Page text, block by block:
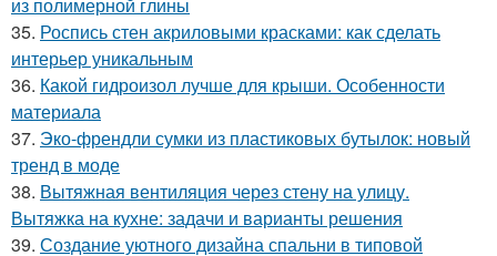
35. Роспись стен акриловыми красками: как сделать
интерьер уникальным
36. Какой гидроизол лучше для крыши. Особенности
материала
37. Эко-френдли сумки из пластиковых бутылок: новый
тренд в моде
38. Вытяжная вентиляция через стену на улицу.
Вытяжка на кухне: задачи и варианты решения
39. Создание уютного дизайна спальни в типовой